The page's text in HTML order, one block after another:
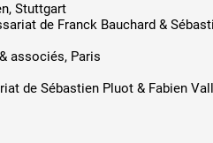
Stuttgart
de Franck Bauchard &
associés, Paris
de Sébastien Pluot & Fabien